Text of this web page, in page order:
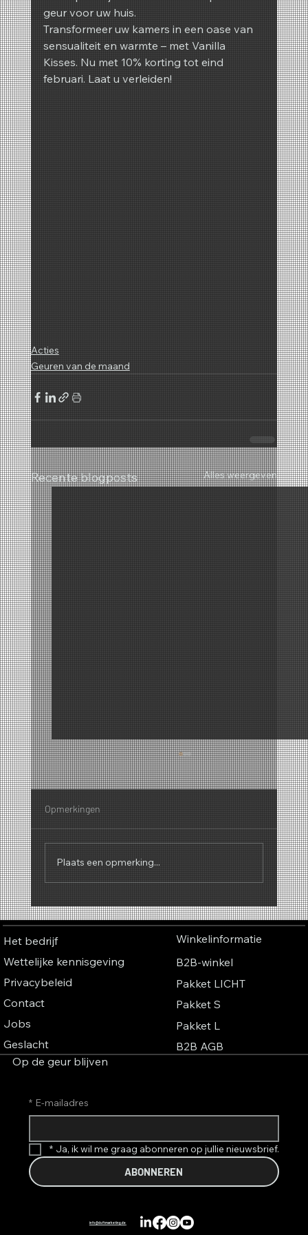
geur voor uw huis.
Transformeer uw kamers in een oase van
sensualiteit en warmte – met Vanilla
Kisses. Nu met 10% korting tot eind
februari. Laat u verleiden!
Acties
Geuren van de maand
Recente blogposts Alles weergeven
Waarom de geur van popcorn zo goed werkt
op beurzen – de onzichtbare
Opmerkingen
Plaats een opmerking...
Het bedrijf
Wettelijke kennisgeving
Privacybeleid
Contact
Jobs
Geslacht
Winkelinformatie
B2B-winkel
Pakket LICHT
Pakket S
Pakket L
B2B AGB
Op de geur blijven
* E-mailadres
* Ja, ik wil me graag abonneren op jullie nieuwsbrief.
ABONNEREN
info@duftmarketing.de